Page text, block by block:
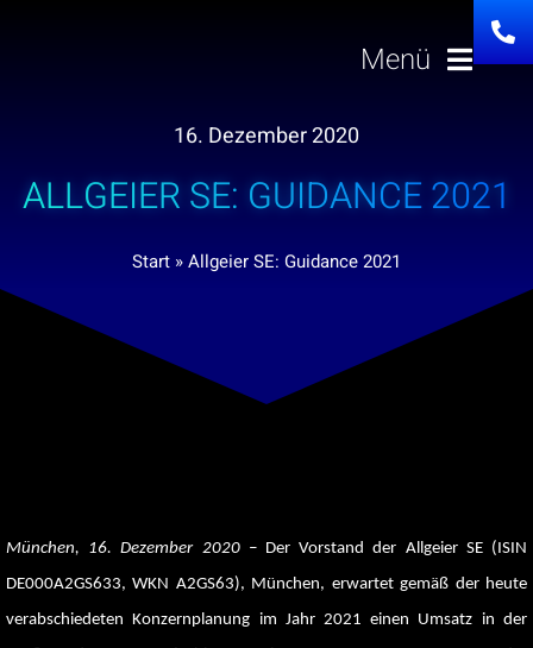
Menü
Lösungen
Über uns
Investor
Karriere
Suche
16. Dezember 2020
ALLGEIER SE: GUIDANCE 2021
Start »Allgeier SE: Guidance 2021
München, 16. Dezember 2020 –Der Vorstand der Allgeier SE (ISIN
DE000A2GS633, WKN A2GS63), München, erwartet gemäß der heute
verabschiedeten Konzernplanung im Jahr 2021 einen Umsatz in der